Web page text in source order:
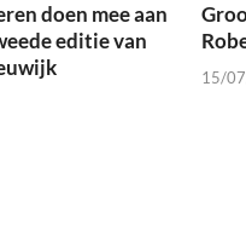
doen mee aan
editie van
15/